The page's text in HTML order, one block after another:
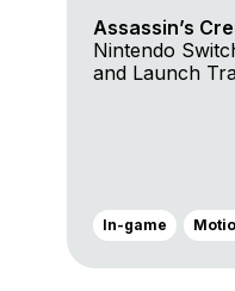
Assassin’s
Nintendo
and Launch
In-game